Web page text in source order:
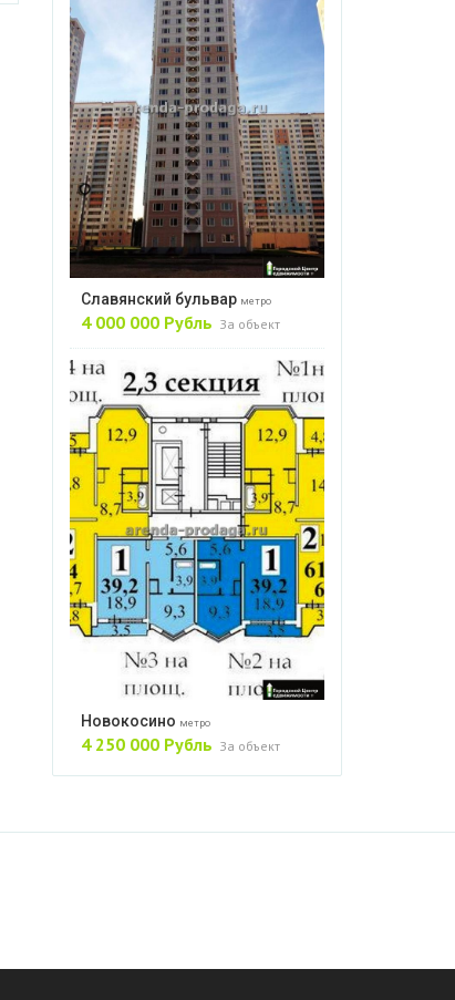
Славянский бульвар метро
4 000 000 Рубль За объект
Новокосино метро
4 250 000 Рубль За объект